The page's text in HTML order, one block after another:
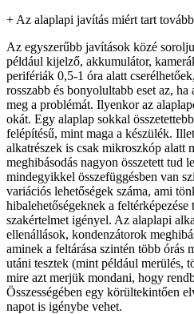
+ Az alaplapi javítás miért tart
Az egyszerűbb javítások közé
például kijelző, akkumulátor,
perifériák 0,5-1 óra alatt
rosszabb és bonyolultabb eset az,
meg a problémát. Ilyenkor az
okát. Egy alaplap sokkal
felépítésű, mint maga a készülék.
alkatrészek is csak mikroszkóp alatt
meghibásodás nagyon összetett tud
mindegyikkel összefüggésben van
variációs lehetőségek száma, ami
hibalehetőségeknek a
szakértelmet igényel. Az alaplapi
ellenállások, kondenzátorok
aminek a feltárása szintén több órás
utáni tesztek (mint például merülés,
mire azt merjük mondani, hogy
Összességében egy körültekintően
napot is igénybe vehet.